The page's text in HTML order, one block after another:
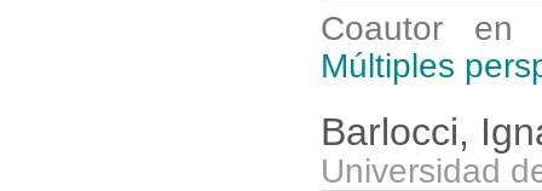
Coautor
Múltiples
Barlocci,
Universidad